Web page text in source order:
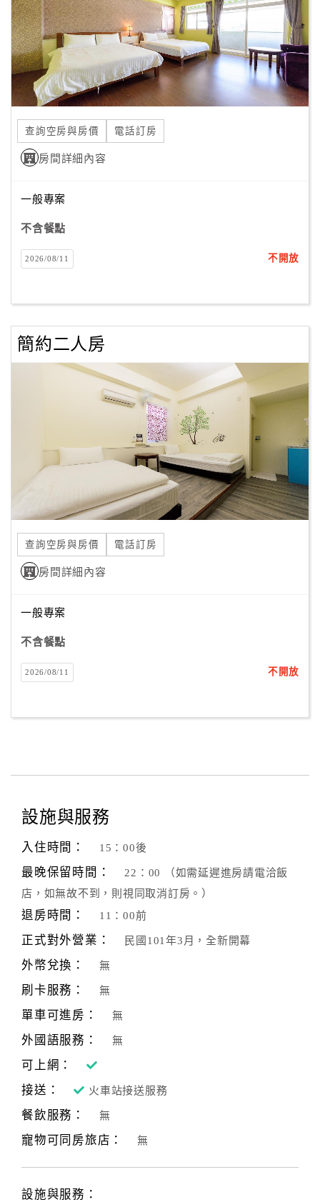
伴
計
劃
商
品
宣
傳
查詢空房與房價 電話訂房
房間詳細內容
一般專案
不含餐點
2026/08/11 不開放
簡約二人房
查詢空房與房價 電話訂房
房間詳細內容
一般專案
不含餐點
2026/08/11 不開放
設施與服務
入住時間： 15：00後
最晚保留時間：
22：00 （如需延遲進房請電洽飯
店，如無故不到，則視同取消訂房。）
退房時間： 11：00前
正式對外營業： 民國101年3月，全新開幕
外幣兌換： 無
刷卡服務： 無
單車可進房： 無
外國語服務： 無
可上網：
接送：
火車站接送服務
餐飲服務： 無
寵物可同房旅店： 無
設施與服務：